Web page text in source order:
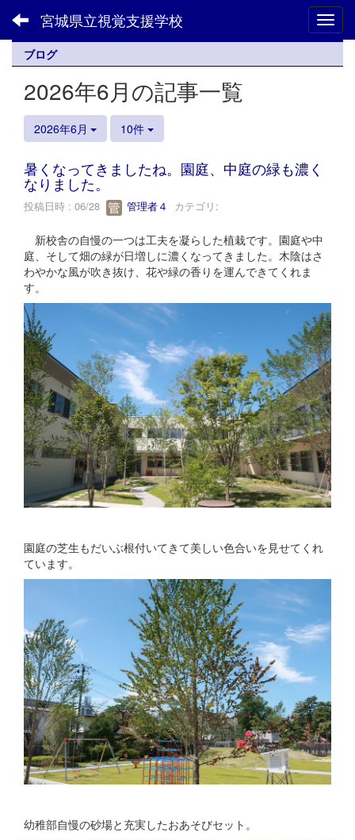
宮城県立視覚支援学校
ブログ
2026年6月の記事一覧
2026年6月 10件
暑くなってきましたね。園庭、中庭の緑も濃く
なりました。
投稿日時 : 06/28 管理者４ カテゴリ:
新校舎の自慢の一つは工夫を凝らした植栽です。園庭や中
庭、そして畑の緑が日増しに濃くなってきました。木陰はさ
わやかな風が吹き抜け、花や緑の香りを運んできてくれま
す。
園庭の芝生もだいぶ根付いてきて美しい色合いを見せてくれ
ています。
幼稚部自慢の砂場と充実したおあそびセット。